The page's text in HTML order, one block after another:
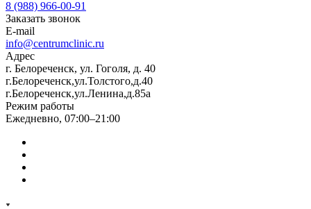
8 (988) 966-00-91
Заказать звонок
E-mail
info@centrumclinic.ru
Адрес
г. Белореченск, ул. Гоголя, д. 40
г.Белореченск,ул.Толстого,д.40
г.Белореченск,ул.Ленина,д.85а
Режим работы
Ежедневно, 07:00–21:00